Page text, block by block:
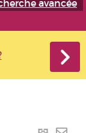
avancée
Lien